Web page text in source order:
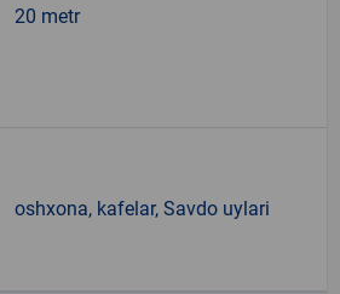
20 metr
oshxona, kafelar, Savdo uylari